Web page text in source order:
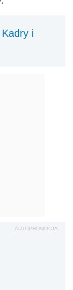
i
AUTOPROMOCJA